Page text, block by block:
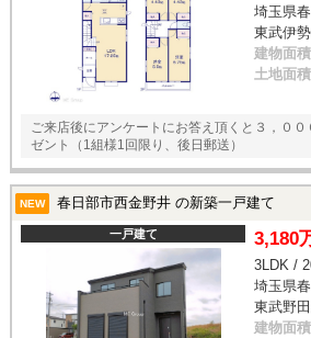
埼玉県
東武伊
建物面積
土地面積
ご来店後にアンケートにお答え頂くと３，０
ゼント（1組様1回限り、後日郵送）
NEW 春日部市西金野井 の新築一戸建て
一戸建て 3,180
3LDK /
埼玉県
東武野
建物面積